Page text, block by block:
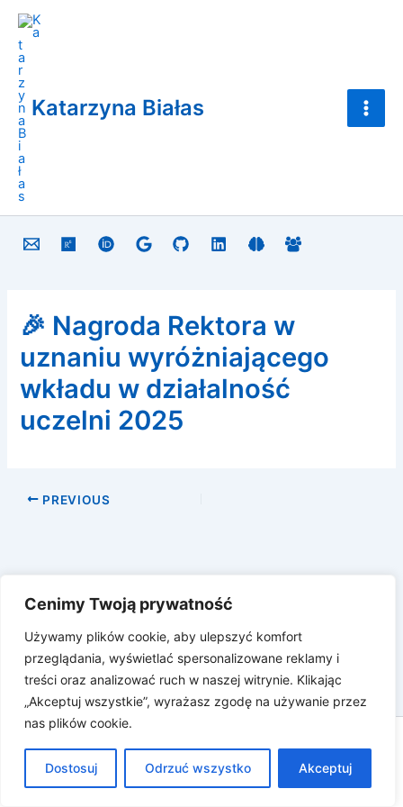
Cenimy Twoją prywatność
Używamy plików cookie, aby ulepszyć komfort
przeglądania, wyświetlać spersonalizowane reklamy i
treści oraz analizować ruch w naszej witrynie. Klikając
„Akceptuj wszystkie”, wyrażasz zgodę na używanie przez
nas plików cookie.
Dostosuj Odrzuć wszystko Akceptuj
Skip
content
Katarzyna Białas
🎉 Nagroda Rektora w
uznaniu wyróżniającego
wkładu w działalność
uczelni 2025
PREVIOUS
Prawa autorskie © 2026 Katarzyna Białas |
dev.katarzynabialas.com